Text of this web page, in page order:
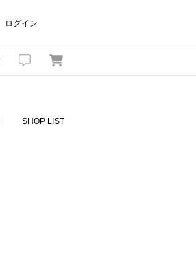
ログイン
SHOP LIST